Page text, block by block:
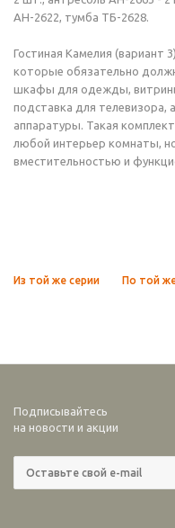
АН-2622, тумба ТБ-2628.
Гостиная Камелия (вариант
которые обязательно
шкафы для одежды,
подставка для телевизора,
аппаратуры. Такая
любой интерьер комнаты,
вместительностью и
Из той же серии По той
Подписывайтесь
на новости и акции